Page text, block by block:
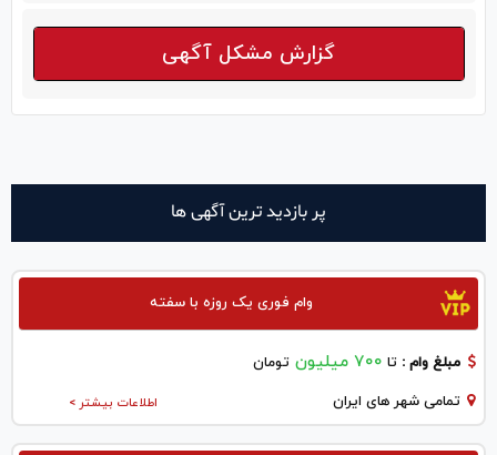
گزارش مشکل آگهی
پر بازدید ترین آگهی ها
وام فوری یک روزه با سفته
مبلغ وام : تا 700 میلیون تومان
اطلاعات بیشتر > تمامی شهر های ایران